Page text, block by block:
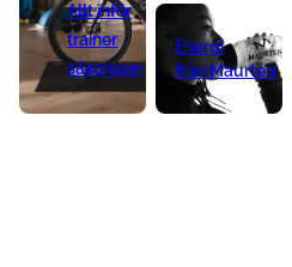
Allt inför
trainer
säsongen
Energi
från Maurten